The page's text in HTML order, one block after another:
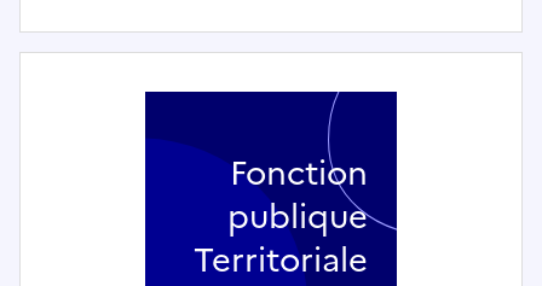
Fonction
publique
Territoriale